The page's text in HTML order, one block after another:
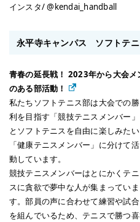
インスタ/ @kendai_handball
永平寺キャンパス ソフトテ
青春の延長戦！ 2023年から大会
のある部活動！
私たちソフトテニス部は大会での勝
利を目指す「競技テニスメンバー」
とソフトテニスを自由に楽しみたい
「健康テニスメンバー」に分けて活
動しています。
競技テニスメンバーはとにかくテニ
スに貪欲で夢中な人が集まっていま
す。部員の声に合わせて練習や試合
を組んでいるため、テニスで勝つ